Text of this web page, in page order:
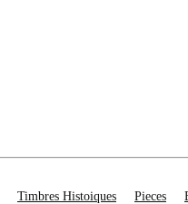
Timbres Histoiques Pieces